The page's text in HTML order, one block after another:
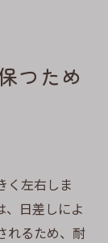
つため
く左右しま
、日差しによ
れるため、耐